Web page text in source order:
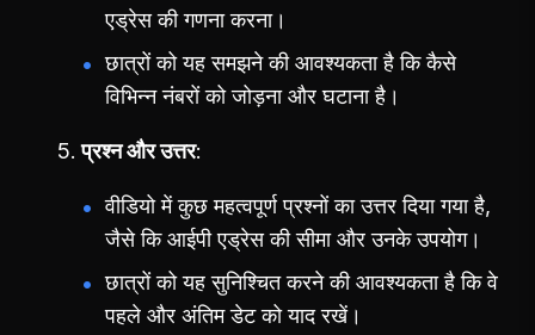
एड्रेस की गणना करना।
छात्रों को यह समझने की आवश्यकता है कि कैसे
विभिन्न नंबरों को जोड़ना और घटाना है।
प्रश्न और उत्तर
वीडियो में कुछ महत्वपूर्ण प्रश्नों का उत्तर दिया गया है,
जैसे कि आईपी एड्रेस की सीमा और उनके उपयोग।
छात्रों को यह सुनिश्चित करने की आवश्यकता है कि वे
पहले और अंतिम डेट को याद रखें।